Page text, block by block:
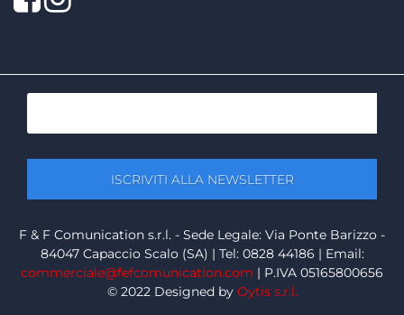
F & F Comunication s.r.l. - Sede Legale: Via Ponte Barizzo -
84047 Capaccio Scalo (SA) | Tel: 0828 44186 | Email:
commerciale@fefcomunication.com | P.IVA 05165800656
© 2022 Designed by Oytis s.r.l.